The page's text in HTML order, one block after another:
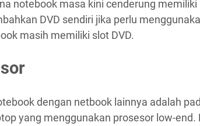
notebook masa kini cenderung
DVD sendiri jika perlu
masih memiliki slot DVD.
dengan netbook lainnya adalah
yang menggunakan prosesor low-end.